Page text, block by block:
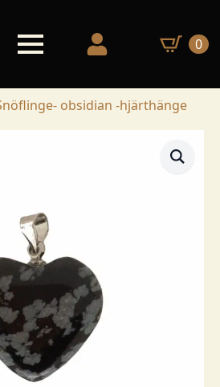
0
obsidian -hjärthänge